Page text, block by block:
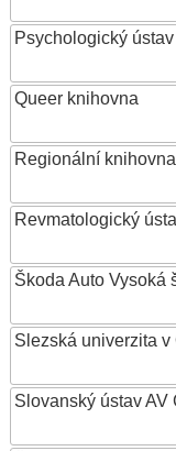
Psychologický
Queer knihovna
Regionální
Revmatologický
Škoda Auto Vysoká
Slezská univerzita v
Slovanský ústav AV